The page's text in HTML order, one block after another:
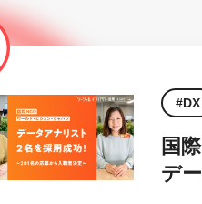
DX
国
デ